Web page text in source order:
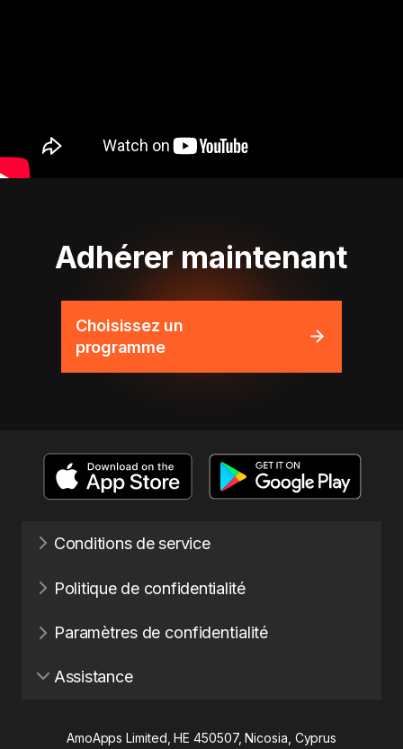
Adhérer maintenant
Choisissez un
programme
Conditions de service
Politique de confidentialité
Paramètres de confidentialité
Assistance
AmoApps Limited, HE 450507, Nicosia, Cyprus